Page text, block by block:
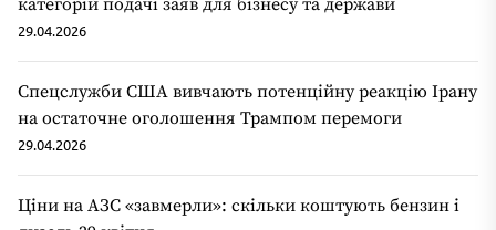
категорій подачі заяв для бізнесу та держави
29.04.2026
Спецслужби США вивчають потенційну реакцію Ірану
на остаточне оголошення Трампом перемоги
29.04.2026
Ціни на АЗС «завмерли»: скільки коштують бензин і